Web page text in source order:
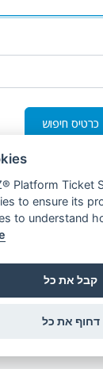
כרטיס חיפוש
Ticket Support
to ensure its
to understand
קבל את כל
דחוף את כל